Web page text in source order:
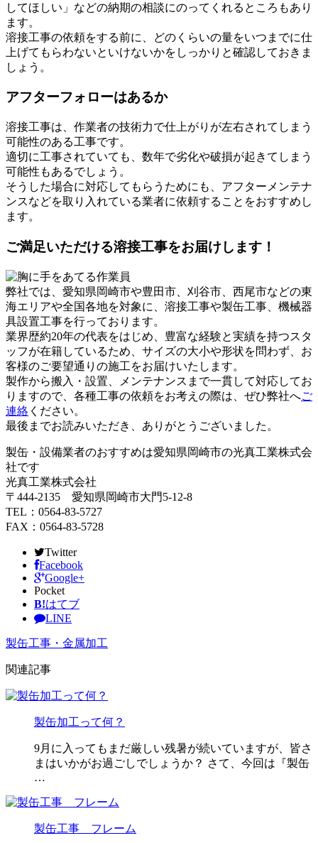
してほしい」などの納期の相談にのってくれるところもあり
ます。
溶接工事の依頼をする前に、どのくらいの量をいつまでに仕
上げてもらわないといけないかをしっかりと確認しておきま
しょう。
アフターフォローはあるか
溶接工事は、作業者の技術力で仕上がりが左右されてしまう
可能性のある工事です。
適切に工事されていても、数年で劣化や破損が起きてしまう
可能性もあるでしょう。
そうした場合に対応してもらうためにも、アフターメンテナ
ンスなどを取り入れている業者に依頼することをおすすめし
ます。
ご満足いただける溶接工事をお届けします！
弊社では、愛知県岡崎市や豊田市、刈谷市、西尾市などの東
海エリアや全国各地を対象に、溶接工事や製缶工事、機械器
具設置工事を行っております。
業界歴約20年の代表をはじめ、豊富な経験と実績を持つスタ
ッフが在籍しているため、サイズの大小や形状を問わず、お
客様のご要望通りの施工をお届けいたします。
製作から搬入・設置、メンテナンスまで一貫して対応してお
りますので、各種工事の依頼をお考えの際は、ぜひ弊社へご
連絡 ください。
最後までお読みいただき、ありがとうございました。
製缶・設備業者のおすすめは愛知県岡崎市の光真工業株式会
社です
光真工業株式会社
〒444-2135 愛知県岡崎市大門5-12-8
TEL：0564-83-5727
FAX：0564-83-5728
Twitter
Facebook
Google+
Pocket
B!はてブ
LINE
製缶工事・金属加工
関連記事
製缶加工って何？
9月に入ってもまだ厳しい残暑が続いていますが、皆さ
まはいかがお過ごしでしょうか？ さて、今回は『製缶
…
製缶工事 フレーム